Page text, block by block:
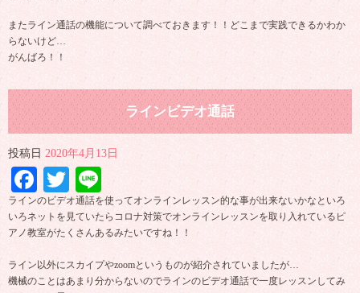
またライン通話の機能について調べておきます！！どこまで実践できるかわか
らないけど…
がんばろ！！
ラインビデオ通話
投稿日 2020年4月13日
Facebook
Twitter
ラインのビデオ通話を使ってオンラインレッスン的な事が出来ないかなといろ
いろネットを見ていたらコロナ対策でオンラインレッスンを取り入れているピ
アノ教室がたくさんあるみたいですね！！
ライン以外にスカイプやzoomというものが紹介されていましたが…
機械のことはあまり分からないのでラインのビデオ通話で一度レッスンしてみ